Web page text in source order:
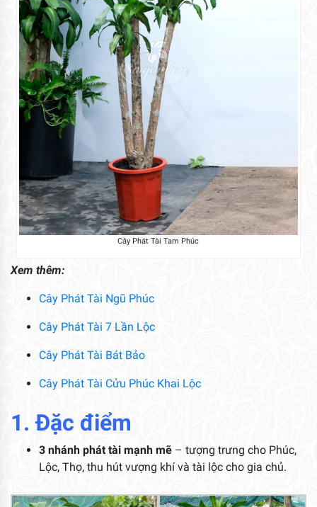
Cây Phát Tài Tam Phúc
Xem thêm:
Cây Phát Tài Ngũ Phúc
Cây Phát Tài 7 Lần Lộc
Cây Phát Tài Bát Bảo
Cây Phát Tài Cửu Phúc Khai Lộc
1. Đặc điểm
3 nhánh phát tài mạnh mẽ – tượng trưng cho Phúc,
Lộc, Thọ, thu hút vượng khí và tài lộc cho gia chủ.